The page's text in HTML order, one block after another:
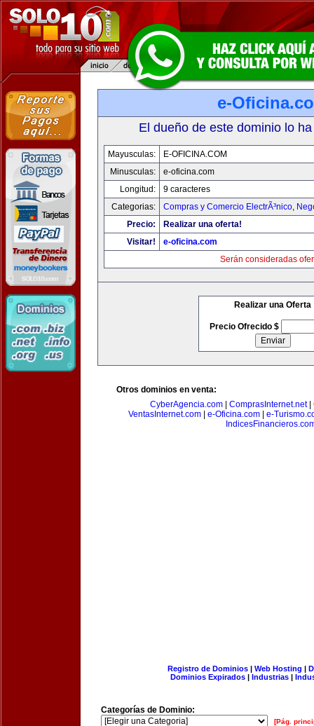
e-
El dueño de este dominio lo
Mayusculas:
E-OFICINA.COM
Minusculas:
e-oficina.com
Longitud:
9 caracteres
Categorias:
Compras y Comercio ElectrÃ³nico,
Precio:
Realizar una oferta!
Visitar!
e-oficina.com
Serán consideradas
Realizar una Oferta
Precio Ofrecido $
Otros dominios en venta:
CyberAgencia.com| ComprasInternet.net|
VentasInternet.com
e-Oficina.com
e-
Registro de Dominios| Web Hosting |
Dominios Expirados | Industrias |
Categorías de Dominio:
[Pág.